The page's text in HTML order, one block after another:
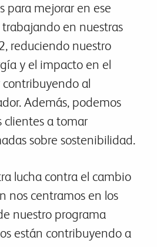
para mejorar en ese
trabajando en nuestras
reduciendo nuestro
y el impacto en el
al
Además, podemos
clientes a tomar
sobre sostenibilidad.
lucha contra el cambio
nos centramos en los
nuestro programa
están contribuyendo a